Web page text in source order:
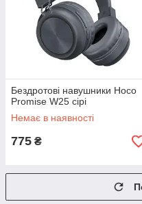
Бездротові навушники Hoco
Promise W25 сірі
Немає в наявності
775 ₴